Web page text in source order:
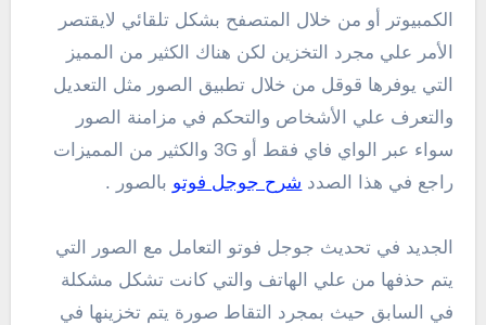
الكمبيوتر أو من خلال المتصفح بشكل تلقائي لايقتصر
الأمر علي مجرد التخزين لكن هناك الكثير من المميز
التي يوفرها قوقل من خلال تطبيق الصور مثل التعديل
والتعرف علي الأشخاص والتحكم في مزامنة الصور
سواء عبر الواي فاي فقط أو 3G والكثير من المميزات
راجع في هذا الصدد شرح جوجل فوتو بالصور .
الجديد في تحديث جوجل فوتو التعامل مع الصور التي
يتم حذفها من علي الهاتف والتي كانت تشكل مشكلة
في السابق حيث بمجرد التقاط صورة يتم تخزينها في